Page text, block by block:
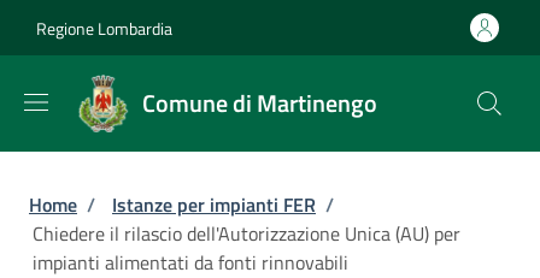
Regione Lombardia
Comune di Martinengo
Briciole di pane
Home / Istanze per impianti FER /
Chiedere il rilascio dell'Autorizzazione Unica (AU) per
impianti alimentati da fonti rinnovabili